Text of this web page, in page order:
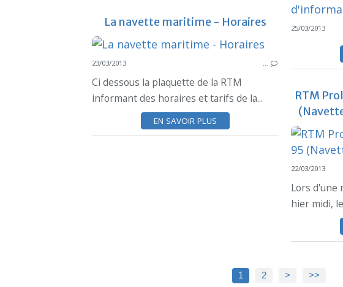
25/03/2013
La navette maritime - Horaires
23/03/2013 …
Ci dessous la plaquette de la RTM
informant des horaires et tarifs de la...
EN SAVOIR PLUS
RTM
22/03/2013
Lors d'une
hier midi,
1 2 > >>